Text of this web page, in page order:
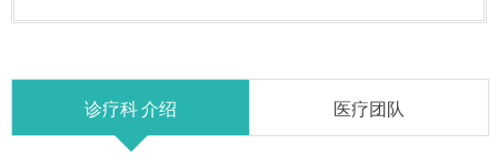
专门中心
综合健康中心
预约方法诊疗科 介绍 医疗团队